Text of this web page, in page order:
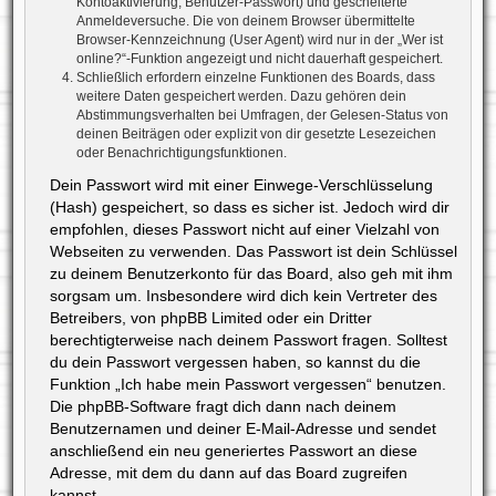
Anmeldeversuche. Die von deinem Browser übermittelte
Browser-Kennzeichnung (User Agent) wird nur in der „Wer ist
online?“-Funktion angezeigt und nicht dauerhaft gespeichert.
Schließlich erfordern einzelne Funktionen des Boards, dass
weitere Daten gespeichert werden. Dazu gehören dein
Abstimmungsverhalten bei Umfragen, der Gelesen-Status von
deinen Beiträgen oder explizit von dir gesetzte Lesezeichen
oder Benachrichtigungsfunktionen.
Dein Passwort wird mit einer Einwege-Verschlüsselung
(Hash) gespeichert, so dass es sicher ist. Jedoch wird dir
empfohlen, dieses Passwort nicht auf einer Vielzahl von
Webseiten zu verwenden. Das Passwort ist dein Schlüssel
zu deinem Benutzerkonto für das Board, also geh mit ihm
sorgsam um. Insbesondere wird dich kein Vertreter des
Betreibers, von phpBB Limited oder ein Dritter
berechtigterweise nach deinem Passwort fragen. Solltest
du dein Passwort vergessen haben, so kannst du die
Funktion „Ich habe mein Passwort vergessen“ benutzen.
Die phpBB-Software fragt dich dann nach deinem
Benutzernamen und deiner E-Mail-Adresse und sendet
anschließend ein neu generiertes Passwort an diese
Adresse, mit dem du dann auf das Board zugreifen